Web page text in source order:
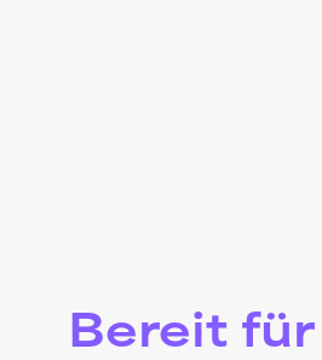
Bereit